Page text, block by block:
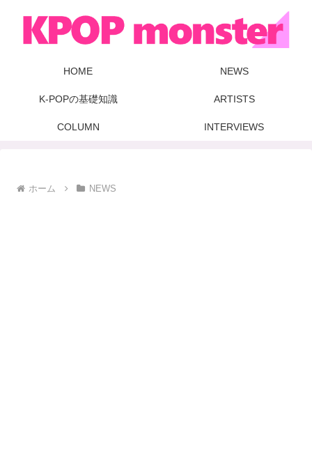
HOME NEWS
K-POPの基礎知識 ARTISTS
COLUMN INTERVIEWS
ホーム NEWS